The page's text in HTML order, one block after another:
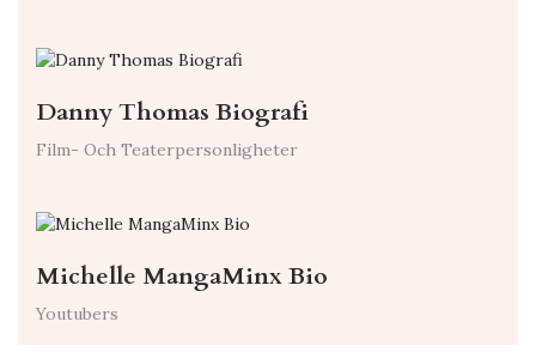
Danny Thomas Biografi
Film- Och Teaterpersonligheter
Michelle MangaMinx Bio
Youtubers